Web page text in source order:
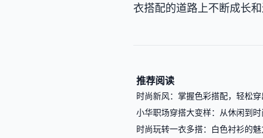
衣搭配的道路上不断成长和
推荐阅读
时尚新风：掌握色彩搭配，轻松穿
小华职场穿搭大变样：从休闲到时
时尚玩转一衣多搭：白色衬衫的